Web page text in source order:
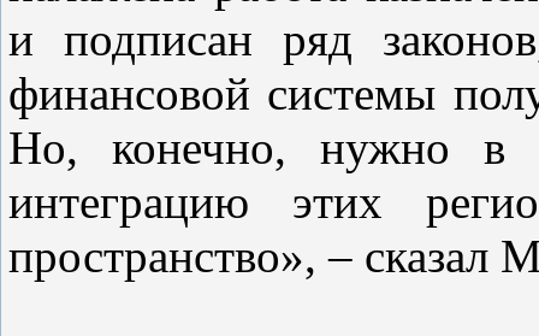
и подписан ряд
финансовой системы
Но, конечно, нужно в
интеграцию этих
пространство», – сказал